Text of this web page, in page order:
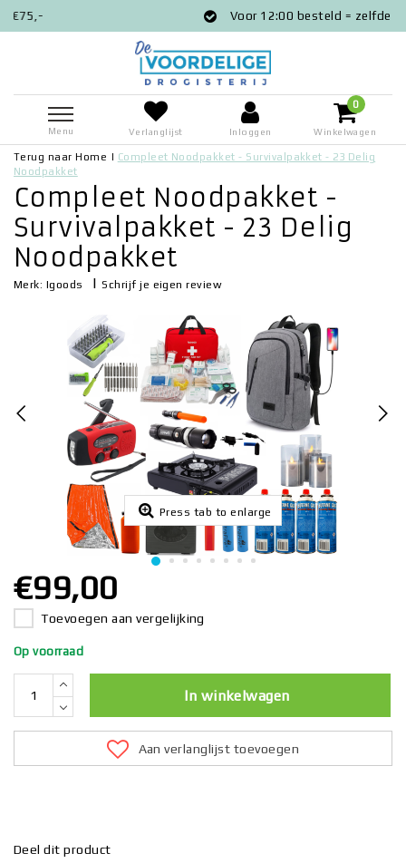
Voor 12:00 besteld = zelfde dag
Menu Verlanglijst Inloggen
0
Winkelwagen
Terug naar Home | Compleet Noodpakket - Survivalpakket - 23 Delig
Noodpakket
Compleet Noodpakket -
Survivalpakket - 23 Delig
Noodpakket
Merk: Igoods |Schrijf je eigen review
Press tab to enlarge
€99,00
Toevoegen aan vergelijking
Op voorraad
In winkelwagen
Aan verlanglijst toevoegen
Deel dit product